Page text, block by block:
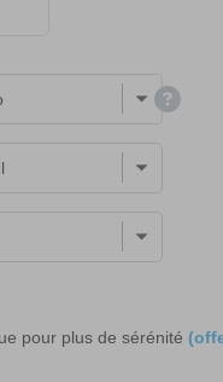
pour plus de sérénité